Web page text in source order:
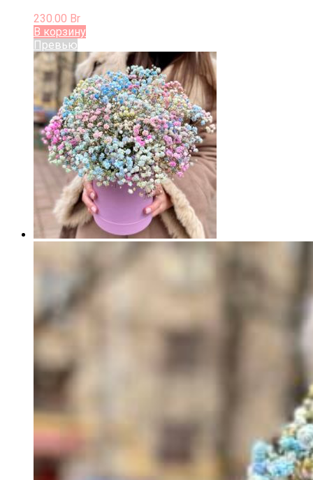
230.00 Br
В корзину
Превью